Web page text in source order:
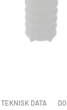
TEKNISK DATA